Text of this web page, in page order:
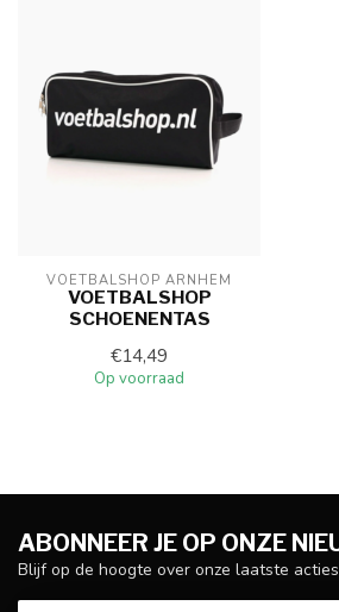
VOETBALSHOP ARNHEM
VOETBALSHOP
SCHOENENTAS
€14,49
Op voorraad
ABONNEER JE OP ONZE
Blijf op de hoogte over onze laatste acties